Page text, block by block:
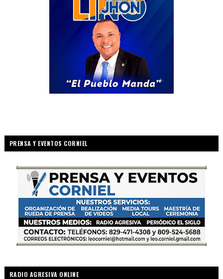
PRENSA Y EVENTOS CORNIEL
RADIO AGRESIVA ONLINE